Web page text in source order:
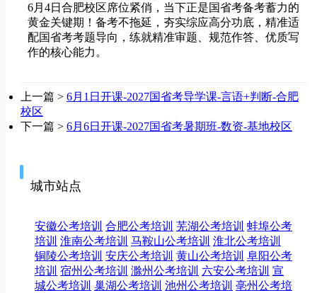
6月4日合肥校区席位紧俏，当下正是国省考备考蓄力的
黄金关键期！备考不拖延，夯实综应高分功底，精准适
配国省考考题导向，练就精准审题、规范作答、优质写
作的核心能力。
上一篇 > 6月1日开课-2027国省考导学课-言语+判断-合肥
校区
下一篇 > 6月6日开课-2027国省考暑期班-数资-基地校区
城市站点
安徽公考培训 合肥公考培训 芜湖公考培训 蚌埠公考
培训 淮南公考培训 马鞍山公考培训 淮北公考培训
铜陵公考培训 安庆公考培训 黄山公考培训 阜阳公考
培训 宿州公考培训 滁州公考培训 六安公考培训 宣
城公考培训 巢湖公考培训 池州公考培训 亳州公考培